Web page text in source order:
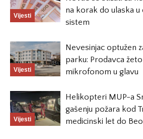
Vijesti
na korak do ulaska
sistem
Vijesti
Nevesinjac optužen
parku: Prodavca
mikrofonom u glavu
Vijesti
Helikopteri MUP-a
gašenju požara kod
medicinski let do